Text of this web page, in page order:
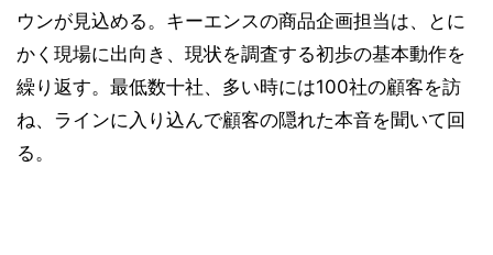
ウンが見込める。キーエンスの商品企画担当は、とに
かく現場に出向き、現状を調査する初歩の基本動作を
繰り返す。最低数十社、多い時には100社の顧客を訪
ね、ラインに入り込んで顧客の隠れた本音を聞いて回
る。